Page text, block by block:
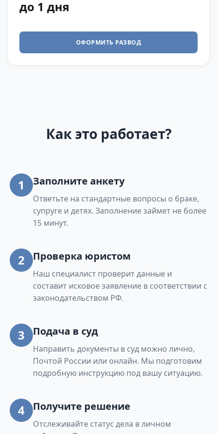
до 1 дня
ОФОРМИТЬ РАЗВОД
Как это работает?
1 Заполните анкету
Ответьте на стандартные вопросы о браке,
супруге и детях. Заполнение займет не более
15 минут.
2 Проверка юристом
Наш специалист проверит данные и
составит исковое заявление в соответствии с
законодательством РФ.
3 Подача в суд
Направить документы в суд можно лично,
Почтой России или онлайн. Мы подготовим
подробную инструкцию под вашу ситуацию.
4 Получите решение
Отслеживайте статус дела в личном